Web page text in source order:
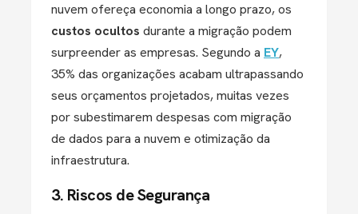
nuvem ofereça economia a longo prazo, os
custos ocultos durante a migração podem
surpreender as empresas. Segundo a EY,
35% das organizações acabam ultrapassando
seus orçamentos projetados, muitas vezes
por subestimarem despesas com migração
de dados para a nuvem e otimização da
infraestrutura​.
3. Riscos de Segurança